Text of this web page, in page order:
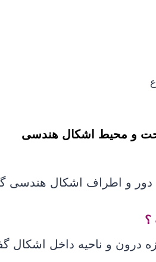
و محیط اشکال هندسی
دور و اطراف اشکال هندسی
؟
درون و ناحیه داخل اشکال